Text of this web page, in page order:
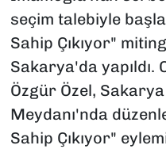
seçim talebiyle
Sahip Çıkıyor"
Sakarya'da yapıldı.
Özgür Özel,
Meydanı'nda
Sahip Çıkıyor"